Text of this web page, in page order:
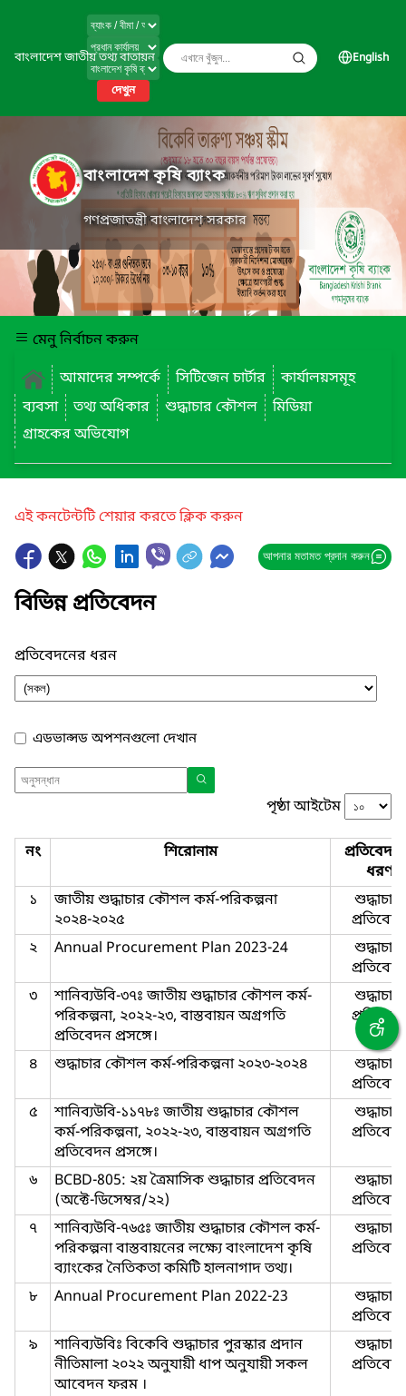
বাংলাদেশ জাতীয় তথ্য বাতায়ন
দেখুন
English
বাংলাদেশ কৃষি ব্যাংক
গণপ্রজাতন্ত্রী বাংলাদেশ সরকার
মেনু নির্বাচন করুন
আমাদের সম্পর্কে
সিটিজেন চার্টার
কার্যালয়সমূহ
ব্যবসা
তথ্য অধিকার শুদ্ধাচার কৌশল
মিডিয়া
গ্রাহকের অভিযোগ
এই কনটেন্টটি শেয়ার করতে ক্লিক করুন
আপনার মতামত প্রদান করুন
বিভিন্ন প্রতিবেদন
প্রতিবেদনের ধরন
এডভান্সড অপশনগুলো দেখান
পৃষ্ঠা আইটেম
নং শিরোনাম
ধরণ
১
জাতীয় শুদ্ধাচার কৌশল কর্ম-পরিকল্পনা
২০২৪-২০২৫
শুদ্ধাচার-
২
Annual Procurement Plan 2023-24
শুদ্ধাচার-
৩
শানিব্যউবি-৩৭ঃ জাতীয় শুদ্ধাচার কৌশল কর্ম-
পরিকল্পনা, ২০২২-২৩, বাস্তবায়ন অগ্রগতি
প্রতিবেদন প্রসঙ্গে।
শুদ্ধাচার-
৪ শুদ্ধাচার কৌশল কর্ম-পরিকল্পনা ২০২৩-২০২৪
শুদ্ধাচার-
৫
শানিব্যউবি-১১৭৮ঃ জাতীয় শুদ্ধাচার কৌশল
কর্ম-পরিকল্পনা, ২০২২-২৩, বাস্তবায়ন অগ্রগতি
প্রতিবেদন প্রসঙ্গে।
শুদ্ধাচার-
৬
BCBD-805: ২য় ত্রৈমাসিক শুদ্ধাচার প্রতিবেদন
(অক্টে-ডিসেম্বর/২২)
শুদ্ধাচার-
৭
শানিব্যউবি-৭৬৫ঃ জাতীয় শুদ্ধাচার কৌশল কর্ম-
পরিকল্পনা বাস্তবায়নের লক্ষ্যে বাংলাদেশ কৃষি
ব্যাংকের নৈতিকতা কমিটি হালনাগাদ তথ্য।
শুদ্ধাচার-
৮ Annual Procurement Plan 2022-23
শুদ্ধাচার-
৯
শানিব্যউবিঃ বিকেবি শুদ্ধাচার পুরস্কার প্রদান
নীতিমালা ২০২২ অনুযায়ী ধাপ অনুযায়ী সকল
আবেদন ফরম ।
শুদ্ধাচার-